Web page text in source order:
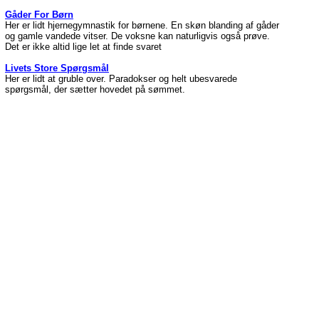
Gåder For Børn
Her er lidt hjernegymnastik for børnene. En skøn blanding af gåder
og gamle vandede vitser. De voksne kan naturligvis også prøve.
Det er ikke altid lige let at finde svaret
Livets Store Spørgsmål
Her er lidt at gruble over. Paradokser og helt ubesvarede
spørgsmål, der sætter hovedet på sømmet.